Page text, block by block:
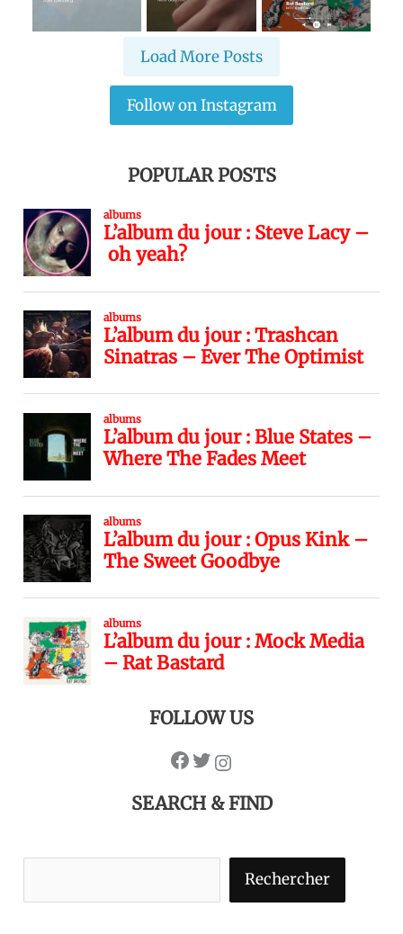
Load More Posts
Follow on Instagram
POPULAR POSTS
FOLLOW US
SEARCH & FIND
Rechercher